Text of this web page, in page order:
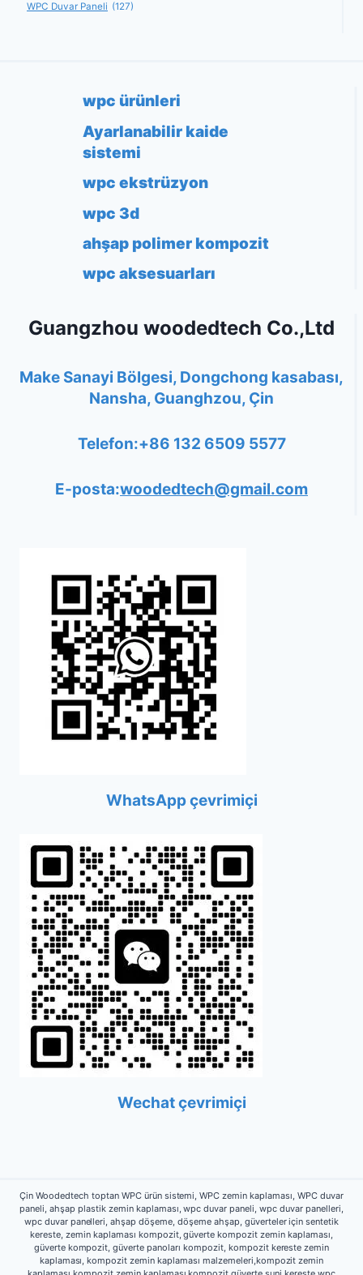
WPC Duvar Paneli (127)
wpc ürünleri
Ayarlanabilir kaide
sistemi
wpc ekstrüzyon
wpc 3d
ahşap polimer kompozit
wpc aksesuarları
Guangzhou woodedtech Co.,Ltd
Make Sanayi Bölgesi, Dongchong kasabası,
Nansha, Guanghzou, Çin
Telefon:+86 132 6509 5577
E-posta:woodedtech@gmail.com
WhatsApp çevrimiçi
Wechat çevrimiçi
Çin Woodedtech toptan WPC ürün sistemi, WPC zemin kaplaması, WPC duvar
paneli, ahşap plastik zemin kaplaması, wpc duvar paneli, wpc duvar panelleri,
wpc duvar panelleri, ahşap döşeme, döşeme ahşap, güverteler için sentetik
kereste, zemin kaplaması kompozit, güverte kompozit zemin kaplaması,
güverte kompozit, güverte panoları kompozit, kompozit kereste zemin
kaplaması, kompozit zemin kaplaması malzemeleri,kompozit zemin